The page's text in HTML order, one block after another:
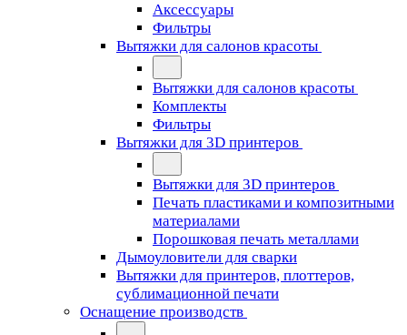
Аксессуары
Фильтры
Вытяжки для салонов красоты
Вытяжки для салонов красоты
Комплекты
Фильтры
Вытяжки для 3D принтеров
Вытяжки для 3D принтеров
Печать пластиками и композитными
материалами
Порошковая печать металлами
Дымоуловители для сварки
Вытяжки для принтеров, плоттеров,
сублимационной печати
Оснащение производств